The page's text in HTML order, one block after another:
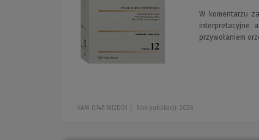
W komentarzu
interpretacyjne
przywołaniem
KAM-0745 W12D01 Rok publikacji: 2026